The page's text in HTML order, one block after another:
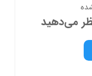
می‌دهید